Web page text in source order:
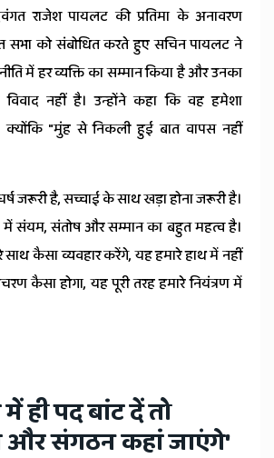
राजेश पायलट की प्रतिमा के अनावरण
सभा को संबोधित करते हुए सचिन पायलट ने
में हर व्यक्ति का सम्मान किया है और उनका
विवाद नहीं है। उन्होंने कहा कि वह हमेशा
"मुंह से निकली हुई बात वापस नहीं
जरूरी है, सच्चाई के साथ खड़ा होना जरूरी है।
में संयम, संतोष और सम्मान का बहुत महत्व है।
साथ कैसा व्यवहार करेंगे, यह हमारे हाथ में नहीं
कैसा होगा, यह पूरी तरह हमारे नियंत्रण में
पद बांट दें तो
और संगठन कहां जाएंगे'